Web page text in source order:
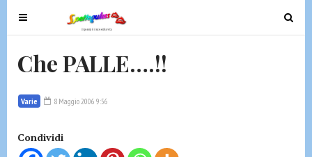
T
o
g
e
a
v
T
o
Che PALLE….!!
Varie 8 Maggio 2006 9:56
Condividi